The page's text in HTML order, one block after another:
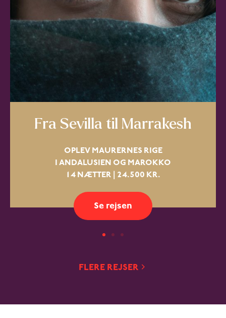
Fra Sevilla til Marrakesh
OPLEV MAURERNES RIGE
I ANDALUSIEN OG MAROKKO
14 NÆTTER | 24.500 KR.
Se rejsen
FLERE REJSER